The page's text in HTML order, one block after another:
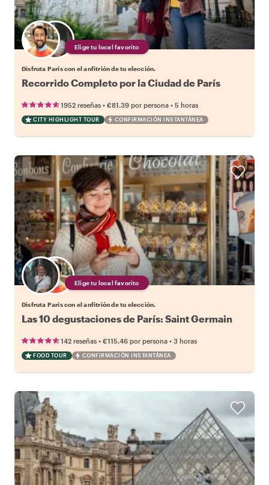
Elige tu local favorito
Disfruta París con el anfitrión de tu elección.
Recorrido Completo por la Ciudad de París
1952 reseñas • €81.39 por persona • 5 horas
CITY HIGHLIGHT TOUR CONFIRMACIÓN INSTANTÁNEA
Elige tu local favorito
Disfruta París con el anfitrión de tu elección.
Las 10 degustaciones de París: Saint Germain
142 reseñas • €115.46 por persona • 3 horas
FOOD TOUR CONFIRMACIÓN INSTANTÁNEA